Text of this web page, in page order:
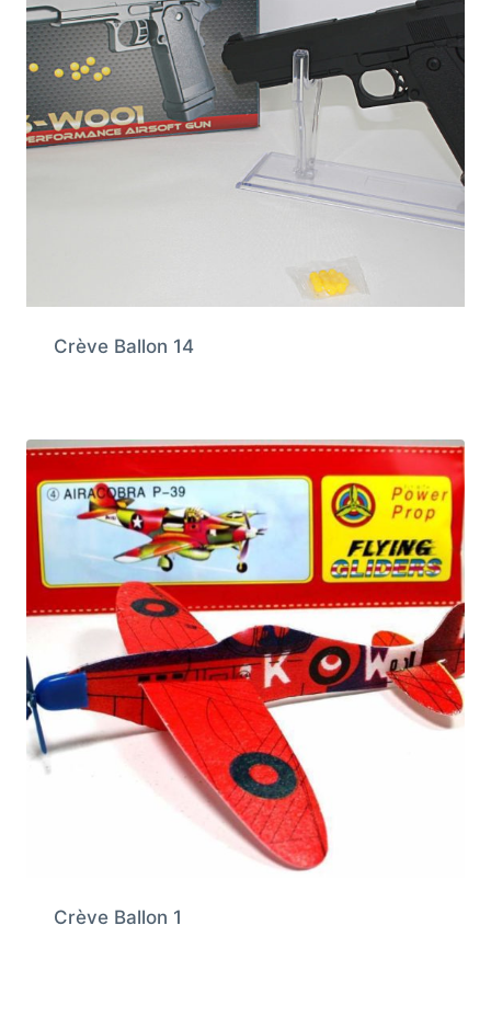
Crève Ballon 14
Crève Ballon 1